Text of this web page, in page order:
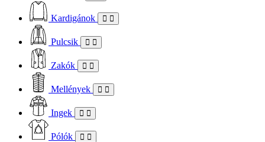
Kardigánok
Pulcsik
Zakók
Mellények
Ingek
Pólók